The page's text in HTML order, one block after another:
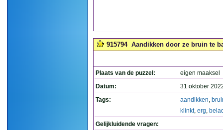
915794 Aandikken door ze bruin te
Plaats van de puzzel:
eigen maaksel
Datum:
31 oktober
Tags:
aandikken,
klinkt, erg,
Gelijkluidende vragen: